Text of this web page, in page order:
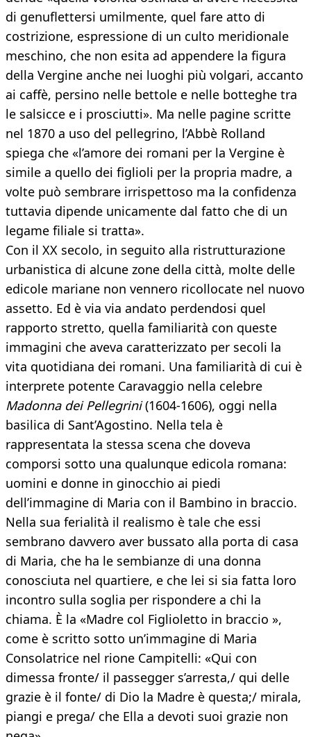
di genuflettersi umilmente, quel fare atto di
costrizione, espressione di un culto meridionale
meschino, che non esita ad appendere la figura
della Vergine anche nei luoghi più volgari, accanto
ai caffè, persino nelle bettole e nelle botteghe tra
le salsicce e i prosciutti». Ma nelle pagine scritte
nel 1870 a uso del pellegrino, l’Abbè Rolland
spiega che «l’amore dei romani per la Vergine è
simile a quello dei figlioli per la propria madre, a
volte può sembrare irrispettoso ma la confidenza
tuttavia dipende unicamente dal fatto che di un
legame filiale si tratta».
Con il XX secolo, in seguito alla ristrutturazione
urbanistica di alcune zone della città, molte delle
edicole mariane non vennero ricollocate nel nuovo
assetto. Ed è via via andato perdendosi quel
rapporto stretto, quella familiarità con queste
immagini che aveva caratterizzato per secoli la
vita quotidiana dei romani. Una familiarità di cui è
interprete potente Caravaggio nella celebre
Madonna dei Pellegrini(1604-1606), oggi nella
basilica di Sant’Agostino. Nella tela è
rappresentata la stessa scena che doveva
comporsi sotto una qualunque edicola romana:
uomini e donne in ginocchio ai piedi
dell’immagine di Maria con il Bambino in braccio.
Nella sua ferialità il realismo è tale che essi
sembrano davvero aver bussato alla porta di casa
di Maria, che ha le sembianze di una donna
conosciuta nel quartiere, e che lei si sia fatta loro
incontro sulla soglia per rispondere a chi la
chiama. È la «Madre col Figlioletto in braccio »,
come è scritto sotto un’immagine di Maria
Consolatrice nel rione Campitelli: «Qui con
dimessa fronte/ il passegger s’arresta,/ qui delle
grazie è il fonte/ di Dio la Madre è questa;/ mirala,
piangi e prega/ che Ella a devoti suoi grazie non